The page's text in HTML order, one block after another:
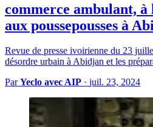
commerce ambulant,
aux poussepousses à
Revue de presse ivoirienne du 23
désordre urbain à Abidjan et les
ParYeclo avec AIP · juil. 23, 2024